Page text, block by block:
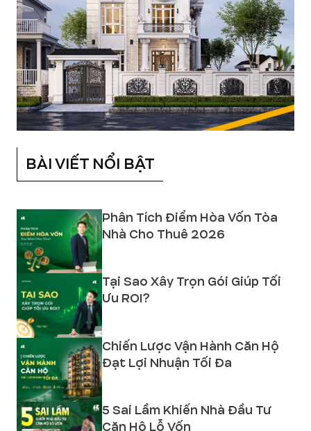
BÀI VIẾT NỔI BẬT
Phân Tích Điểm Hòa Vốn Tòa
Nhà Cho Thuê 2026
Tại Sao Xây Trọn Gói Giúp Tối
Ưu ROI?
Chiến Lược Vận Hành Căn Hộ
Đạt Lợi Nhuận Tối Đa
5 Sai Lầm Khiến Nhà Đầu Tư
Căn Hộ Lỗ Vốn